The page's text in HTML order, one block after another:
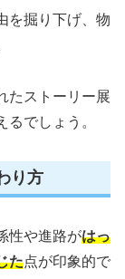
を掘り下げ、物
たストーリー展
でしょう。
り方
性や進路がはっ
た点が印象的で